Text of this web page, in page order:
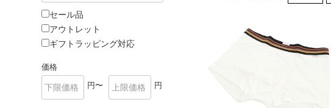
セール品
アウトレット
ギフトラッピング対応
価格
円〜
円